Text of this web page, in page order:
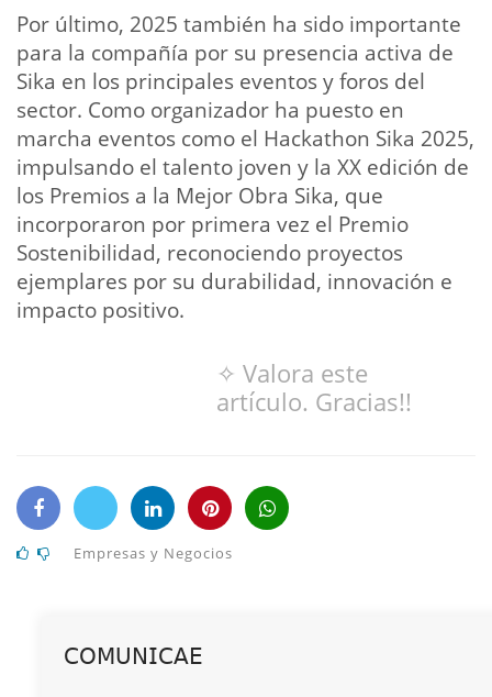
Por último, 2025 también ha sido importante
para la compañía por su presencia activa de
Sika en los principales eventos y foros del
sector. Como organizador ha puesto en
marcha eventos como el Hackathon Sika 2025,
impulsando el talento joven y la XX edición de
los Premios a la Mejor Obra Sika, que
incorporaron por primera vez el Premio
Sostenibilidad, reconociendo proyectos
ejemplares por su durabilidad, innovación e
impacto positivo.
✧ Valora este
artículo. Gracias!!
Empresas y Negocios
𝖢𝖮𝖬𝖴𝖭𝖨𝖢𝖠𝖤